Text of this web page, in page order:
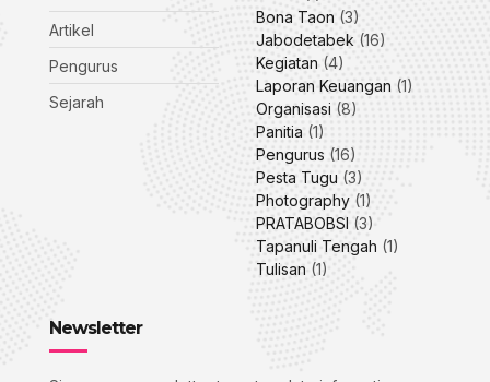
Artikel
Pengurus
Sejarah
Bona Taon (3)
Jabodetabek (16)
Kegiatan (4)
Laporan Keuangan (1)
Organisasi (8)
Panitia (1)
Pengurus (16)
Pesta Tugu (3)
Photography (1)
PRATABOBSI (3)
Tapanuli Tengah (1)
Tulisan (1)
Newsletter